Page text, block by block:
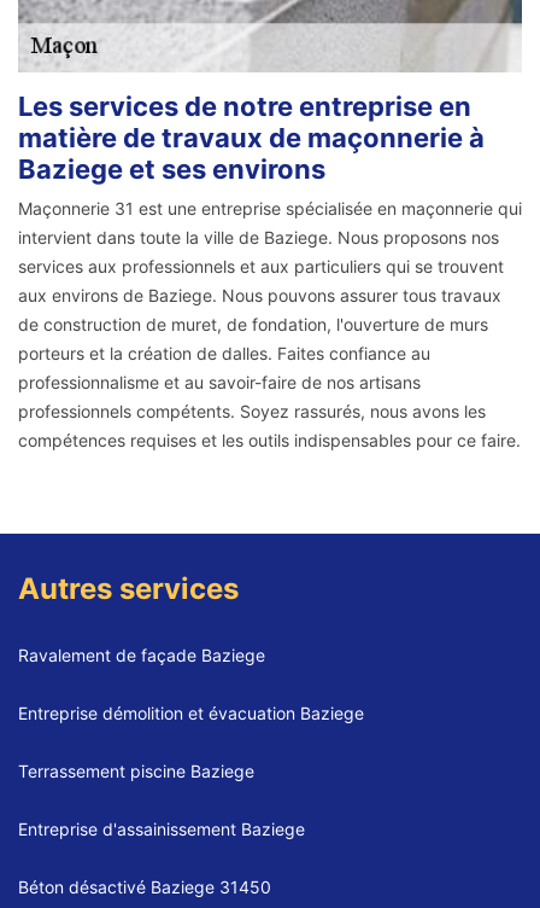
Les services de notre entreprise en
matière de travaux de maçonnerie à
Baziege et ses environs
Maçonnerie 31 est une entreprise spécialisée en maçonnerie qui
intervient dans toute la ville de Baziege. Nous proposons nos
services aux professionnels et aux particuliers qui se trouvent
aux environs de Baziege. Nous pouvons assurer tous travaux
de construction de muret, de fondation, l'ouverture de murs
porteurs et la création de dalles. Faites confiance au
professionnalisme et au savoir-faire de nos artisans
professionnels compétents. Soyez rassurés, nous avons les
compétences requises et les outils indispensables pour ce faire.
Autres services
Ravalement de façade Baziege
Entreprise démolition et évacuation Baziege
Terrassement piscine Baziege
Entreprise d'assainissement Baziege
Béton désactivé Baziege 31450